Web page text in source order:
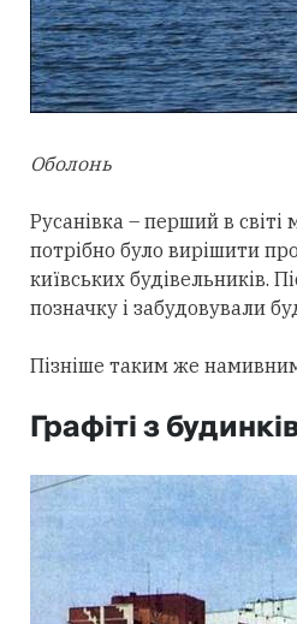
Оболонь
Русанівка – перший в
потрібно було вирішити
київських будівельників.
позначку і забудовували
Пізніше таким же
Графіті з